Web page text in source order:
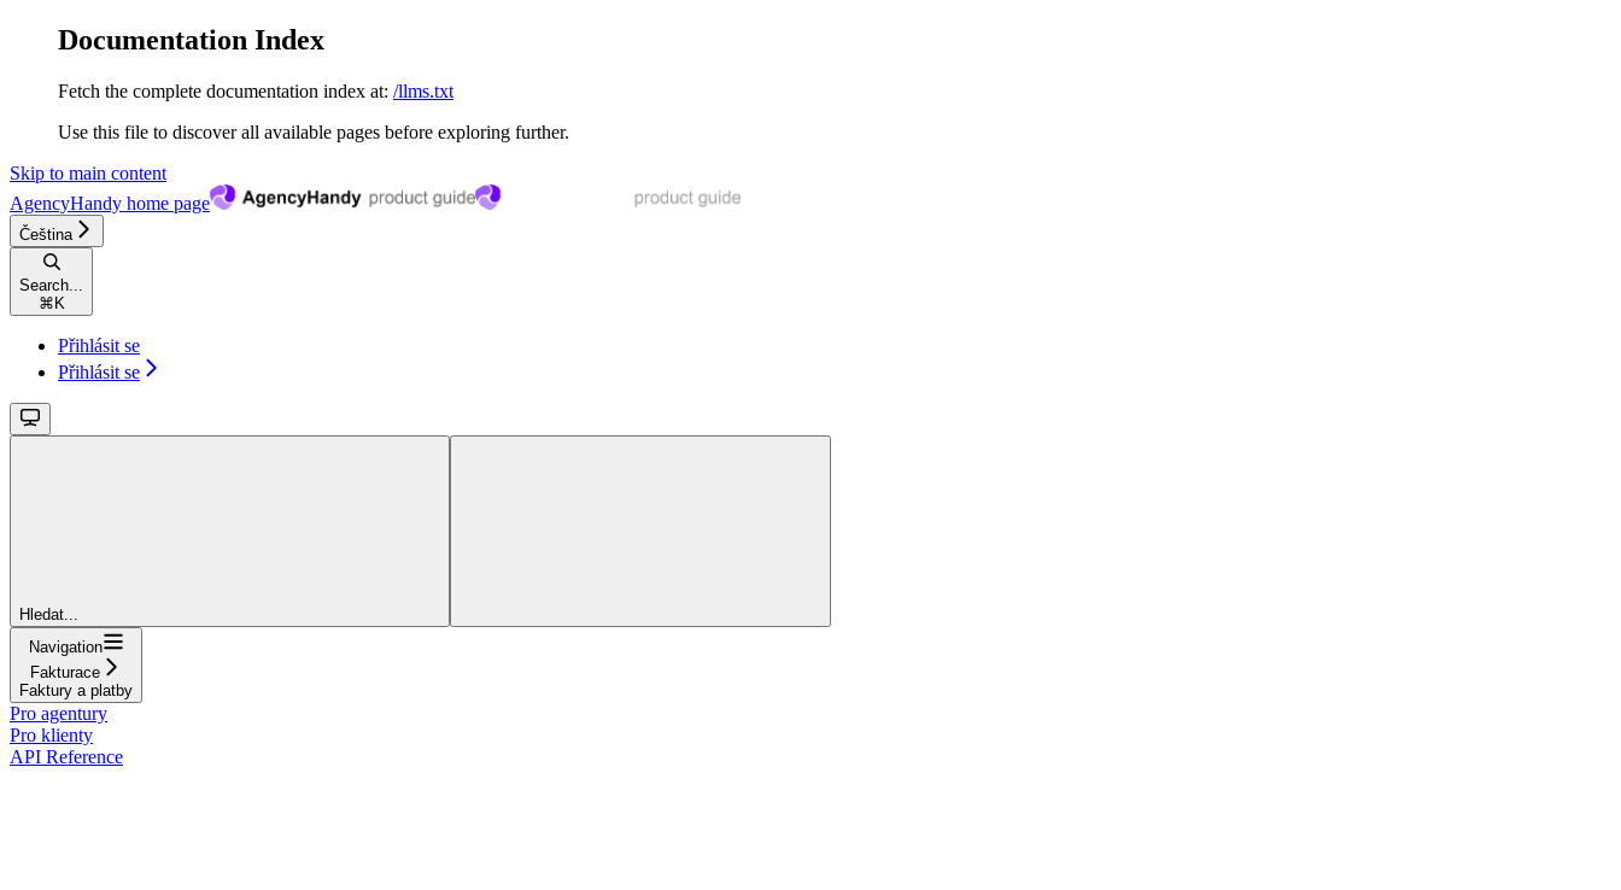
Documentation Index
Fetch the complete documentation index at: /llms.txt
Use this file to discover all available pages before exploring further.
Skip to main content
AgencyHandy home page
Čeština
Search...
⌘ K
Přihlásit se
Přihlásit se
Hledat...
Navigation
Fakturace
Faktury a platby
Pro agentury
Pro klienty
API Reference